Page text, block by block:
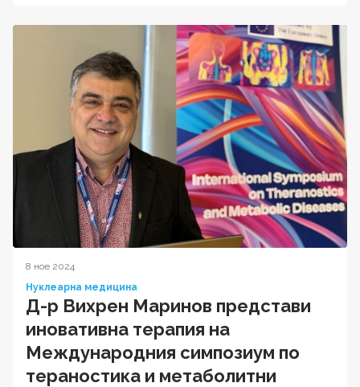
8 ное 2024
Нуклеарна медицина
Д-р Вихрен Маринов представи
иновативна терапия на
Международния симпозиум по
тераностика и метаболитни